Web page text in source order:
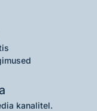
kanalitel.